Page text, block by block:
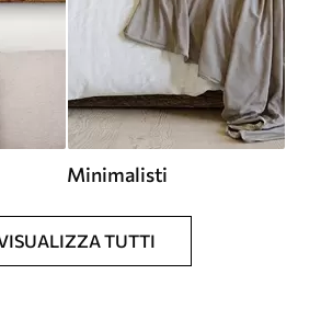
Minimalisti
TUTTI